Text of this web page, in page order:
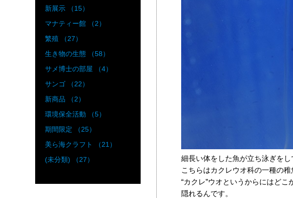
細長い体をした魚が立ち泳ぎをし
こちらはカクレウオ科の一種の稚
“カクレ”ウオというからにはど
隠れるんです。
新展示 （15）
マナティー館 （2）
繁殖 （27）
生き物の生態 （58）
サメ博士の部屋 （4）
サンゴ （22）
新商品 （2）
環境保全活動 （5）
期間限定 （25）
美ら海クラフト （21）
(未分類) （27）